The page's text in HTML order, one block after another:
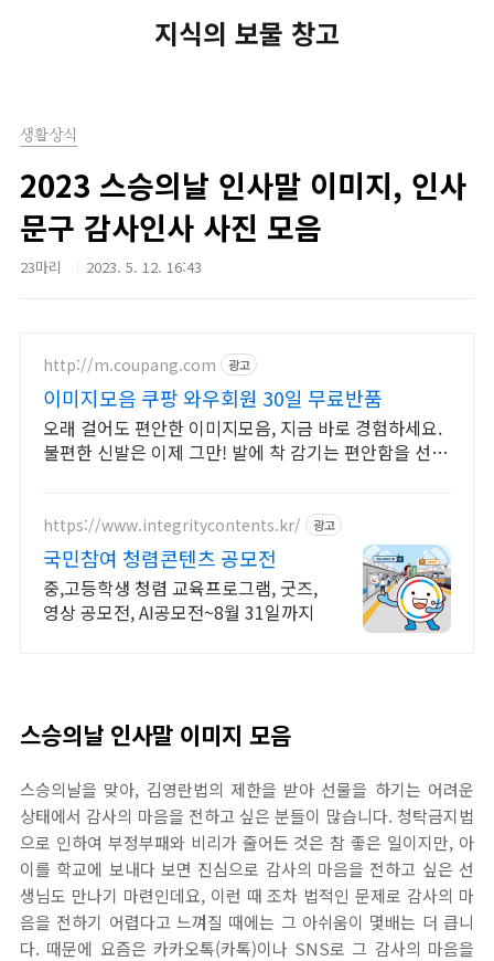
지식의 보물 창고
생활상식
2023 스승의날 인사말 이미지, 인사
문구 감사인사 사진 모음
23마리 2023. 5. 12. 16:43
http://m.coupang.com 광고
이미지모음 쿠팡 와우회원 30일 무료반품
오래 걸어도 편안한 이미지모음, 지금 바로 경험하세요.
불편한 신발은 이제 그만! 발에 착 감기는 편안함을 선물
https://www.integritycontents.kr/ 광고
국민참여 청렴콘텐츠 공모전
중,고등학생 청렴 교육프로그램, 굿즈,
영상 공모전, AI공모전~8월 31일까지
스승의날 인사말 이미지 모음
스승의날을 맞아, 김영란법의 제한을 받아 선물을 하기는 어려운
상태에서 감사의 마음을 전하고 싶은 분들이 많습니다. 청탁금지법
으로 인하여 부정부패와 비리가 줄어든 것은 참 좋은 일이지만, 아
이를 학교에 보내다 보면 진심으로 감사의 마음을 전하고 싶은 선
생님도 만나기 마련인데요, 이런 때 조차 법적인 문제로 감사의 마
음을 전하기 어렵다고 느껴질 때에는 그 아쉬움이 몇배는 더 큽니
다. 때문에 요즘은 카카오톡(카톡)이나 SNS로 그 감사의 마음을